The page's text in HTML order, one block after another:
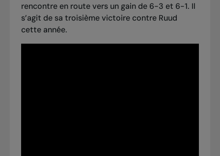
rencontre en route vers un gain de 6-3 et 6-1. Il
s’agit de sa troisième victoire contre Ruud
cette année.